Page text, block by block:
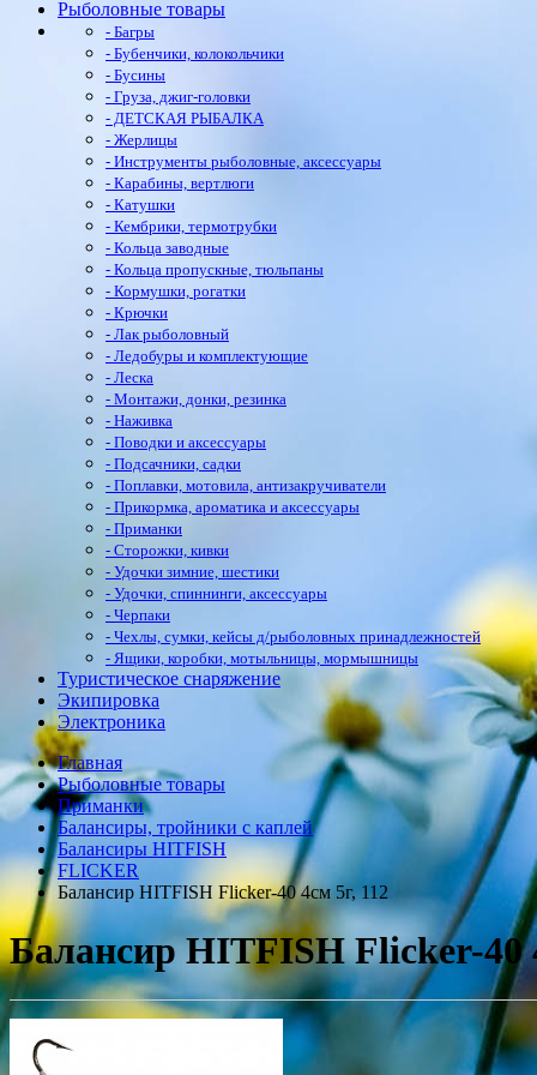
Рыболовные товары
- Багры
- Бубенчики, колокольчики
- Бусины
- Груза, джиг-головки
- ДЕТСКАЯ РЫБАЛКА
- Жерлицы
- Инструменты рыболовные, аксессуары
- Карабины, вертлюги
- Катушки
- Кембрики, термотрубки
- Кольца заводные
- Кольца пропускные, тюльпаны
- Кормушки, рогатки
- Крючки
- Лак рыболовный
- Ледобуры и комплектующие
- Леска
- Монтажи, донки, резинка
- Наживка
- Поводки и аксессуары
- Подсачники, садки
- Поплавки, мотовила, антизакручиватели
- Прикормка, ароматика и аксессуары
- Приманки
- Сторожки, кивки
- Удочки зимние, шестики
- Удочки, спиннинги, аксессуары
- Черпаки
- Чехлы, сумки, кейсы д/рыболовных принадлежностей
- Ящики, коробки, мотыльницы, мормышницы
Туристическое снаряжение
Экипировка
Электроника
Главная
Рыболовные товары
Приманки
Балансиры, тройники с каплей
Балансиры HITFISH
FLICKER
Балансир HITFISH Flicker-40 4см 5г, 112
Балансир HITFISH Flicker-40